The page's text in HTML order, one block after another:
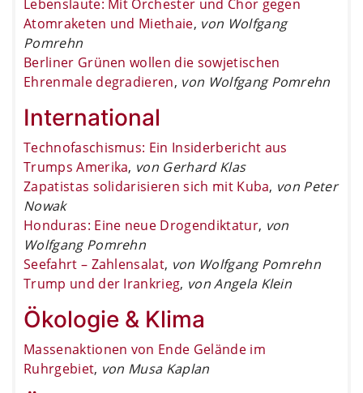
Lebenslaute: Mit Orchester und Chor gegen
Atomraketen und Miethaie, von Wolfgang
Pomrehn
Berliner Grünen wollen die sowjetischen
Ehrenmale degradieren, von Wolfgang Pomrehn
International
Technofaschismus: Ein Insiderbericht aus
Trumps Amerika, von Gerhard Klas
Zapatistas solidarisieren sich mit Kuba, von Peter
Nowak
Honduras: Eine neue Drogendiktatur, von
Wolfgang Pomrehn
Seefahrt – Zahlensalat, von Wolfgang Pomrehn
Trump und der Irankrieg, von Angela Klein
Ökologie & Klima
Massenaktionen von Ende Gelände im
Ruhrgebiet, von Musa Kaplan